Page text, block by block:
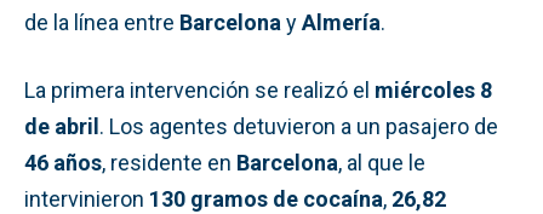
de la línea entre Barcelona yAlmería.
La primera intervención se realizó el miércoles 8
de abril. Los agentes detuvieron a un pasajero de
46 años, residente en Barcelona, al que le
intervinieron 130 gramos de cocaína, 26,82